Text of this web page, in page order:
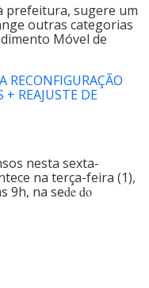
prefeitura, sugere um
outras categorias
Móvel de
RECONFIGURAÇÃO
+ REAJUSTE DE
nesta sexta-
na terça-feira (1),
9h, na sede do